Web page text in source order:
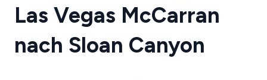
Las Vegas McCarran
nach Sloan Canyon